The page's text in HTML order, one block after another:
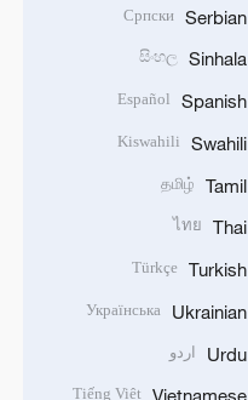
Serbian
Српски
Sinhala
සිංහල
Spanish
Español
Swahili
Kiswahili
Tamil
தமிழ்
Thai
ไทย
Turkish
Türkçe
Ukrainian
Українська
Urdu اردو
Vietnamese
Tiếng Việt